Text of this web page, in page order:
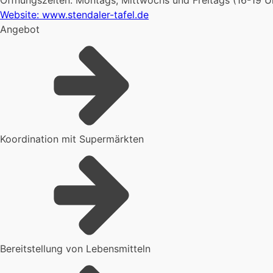
Website: www.stendaler-tafel.de
Angebot
Koordination mit Supermärkten
Bereitstellung von Lebensmitteln